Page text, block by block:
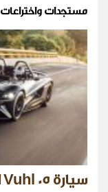
مستجدات واختراعات
سيارة Vuhl 05 الخارقة تصل بريطانيا